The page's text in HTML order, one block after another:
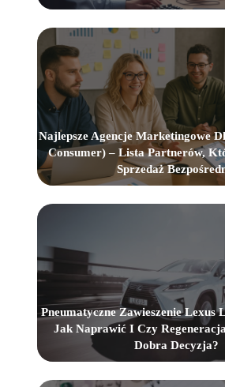
Najlepsze Agencje Marketingowe
Consumer) – Lista Partnerów,
Sprzedaż
Pneumatyczne Zawieszenie Lexus
Jak Naprawić I Czy
Dobra Decyzja?